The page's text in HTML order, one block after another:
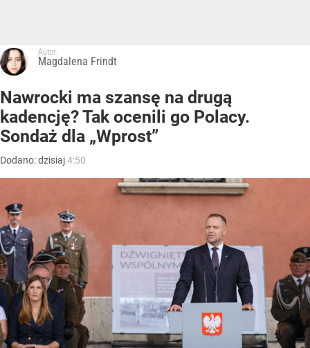
Autor:
Magdalena Frindt
Nawrocki ma szansę na drugą
kadencję? Tak ocenili go Polacy.
Sondaż dla „Wprost”
Dodano:dzisiaj4:50